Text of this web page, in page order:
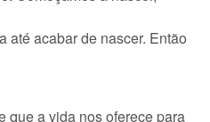
até acabar de nascer. Então
que a vida nos oferece para